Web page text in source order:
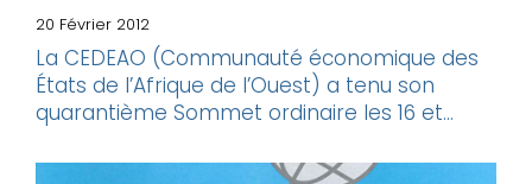
20 Février 2012
La CEDEAO (Communauté économique des
États de l’Afrique de l’Ouest) a tenu son
quarantième Sommet ordinaire les 16 et...